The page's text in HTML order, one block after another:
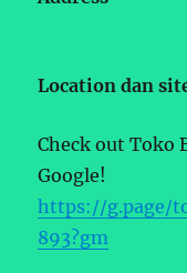
Location dan
Check out Toko
Google!
https://g.page/
893?gm